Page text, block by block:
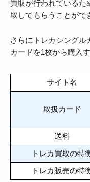
買取が行われているた
取してもらうことがで
さらにトレカシング
カードを1枚から購入
サイト名
取扱カード
送料
トレカ買取の特
トレカ販売の特